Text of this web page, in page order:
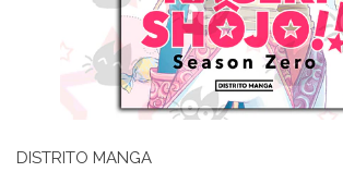
DISTRITO MANGA